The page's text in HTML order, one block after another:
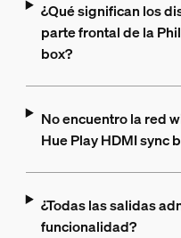
¿Qué significan los
parte frontal de la
box?
No encuentro la red
Hue Play HDMI sync
¿Todas las salidas
funcionalidad?